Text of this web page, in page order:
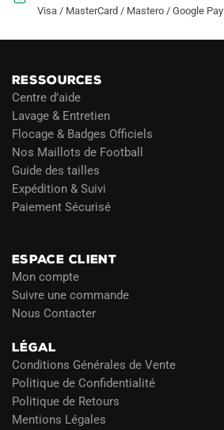
Visa / MasterCard / Mastero / Google Pay
RESSOURCES
Centre d’aide
Lavage & Entretien
Flocage & Badges Officiels
Nos Maillots de Football
Guide des tailles
Expédition & Suivi
Paiement Sécurisé
ESPACE CLIENT
Mon compte
Suivre une commande
Nous Contacter
LÉGAL
Conditions Générales de Vente
Politique de Confidentialité
Politique de Retours
Mentions Légales